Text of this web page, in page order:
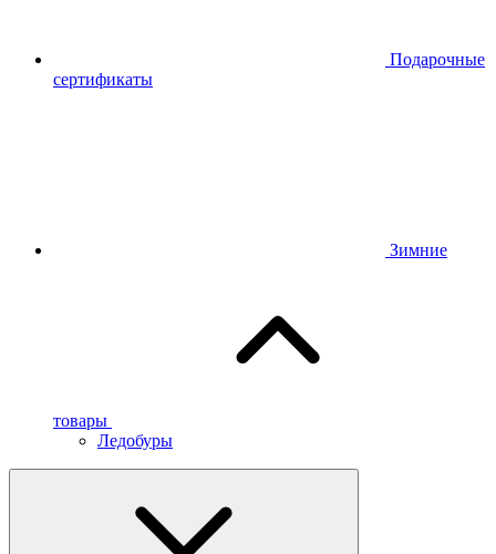
Подарочные
сертификаты
Зимние
товары
Ледобуры